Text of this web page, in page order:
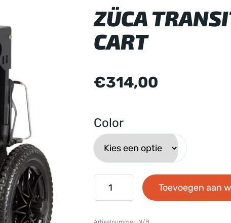
ZÜCA
CART
€314,00
Color
Züca
Transit
Toevoegen aan